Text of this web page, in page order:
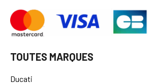
TOUTES MARQUES
Ducati